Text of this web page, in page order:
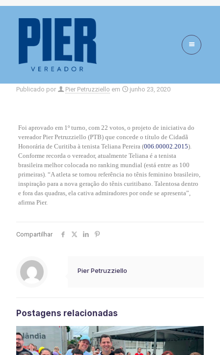
Cidadania Honorária
Publicado por Pier Petruzziello em junho 23, 2020
Foi aprovado em 1º turno, com 22 votos, o projeto de iniciativa do
vereador Pier Petruzziello (PTB) que concede o título de Cidadã
Honorária de Curitiba à tenista Teliana Pereira (006.00002.2015).
Conforme recorda o vereador, atualmente Teliana é a tenista
brasileira melhor colocada no ranking mundial (está entre as 100
primeiras). “A atleta se tornou referência no tênis feminino brasileiro,
inspiração para a nova geração do tênis curitibano. Talentosa dentro
e fora das quadras, ela cativa admiradores por onde se apresenta”,
afirma Pier.
Compartilhar
Pier Petruzziello
Postagens relacionadas